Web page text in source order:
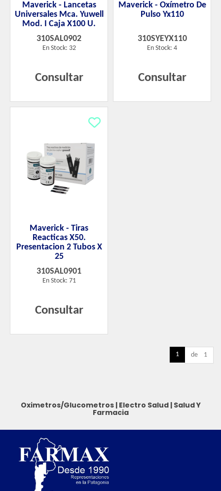
Maverick - Lancetas
Universales Mca. Yuwell
Mod. I Caja X100 U.
310SAL0902
En Stock: 32
Consultar
Maverick - Oxímetro De
Pulso Yx110
310SYEYX110
En Stock: 4
Consultar
Maverick - Tiras
Reacticas X50.
Presentacion 2 Tubos X
25
310SAL0901
En Stock: 71
Consultar
1 de 1
Oximetros/Glucometros| Electro Salud| Salud Y
Farmacia